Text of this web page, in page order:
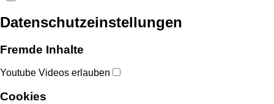
Datenschutzeinstellungen
Fremde Inhalte
Youtube Videos erlauben
Cookies